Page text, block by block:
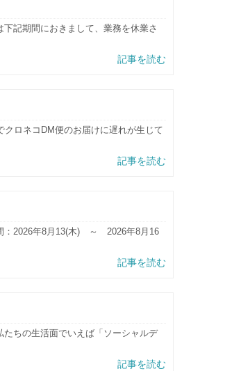
記期間におきまして、業務を休業さ
記事を読む
ロネコDM便のお届けに遅れが生じて
記事を読む
：2026年8月13(木) ～ 2026年8月16
記事を読む
ちの生活面でいえば「ソーシャルデ
記事を読む